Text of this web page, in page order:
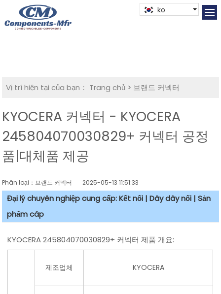
ko
Vị trí hiện tại của bạn： Trang chủ > 브랜드 커넥터
KYOCERA 커넥터 - KYOCERA
245804070030829+ 커넥터 공정
품|대체품 제공
Phân loại：브랜드 커넥터 2025-05-13 11:51:33
Đại lý chuyên nghiệp cung cấp: Kết nối | Dây dây nối | Sản
phẩm cáp
KYOCERA 245804070030829+ 커넥터 제품 개요:
제조업체 KYOCERA